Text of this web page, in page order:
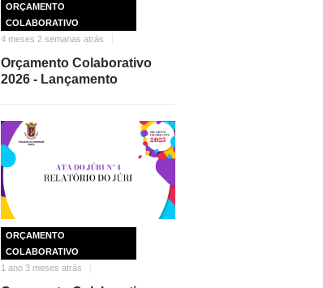
ORÇAMENTO
COLABORATIVO
4 meses 2 semanas atrás
Orçamento Colaborativo
2026 - Lançamento
ORÇAMENTO
COLABORATIVO
1 ano 3 meses atrás